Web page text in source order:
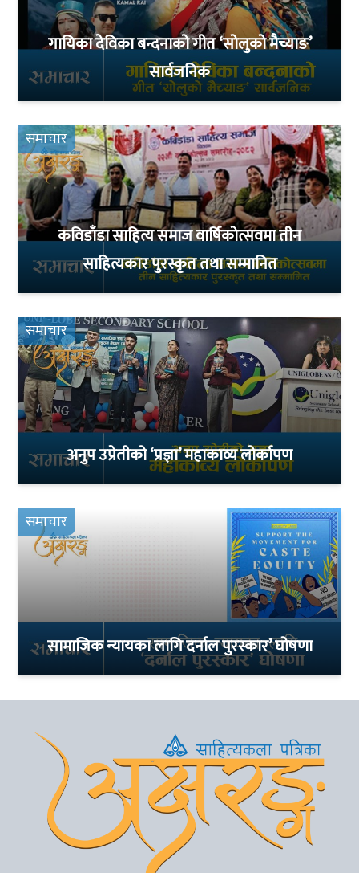
गायिका देविका बन्दनाको गीत ‘सोलुको मैच्याङ’
सार्वजनिक
समाचार
कविडाँडा साहित्य समाज वार्षिकोत्सवमा तीन
साहित्यकार पुरस्कृत तथा सम्मानित
समाचार
अनुप उप्रेतीको ‘प्रज्ञा’ महाकाव्य लोर्कापण
समाचार
सामाजिक न्यायका लागि दर्नाल पुरस्कार’ घोषणा